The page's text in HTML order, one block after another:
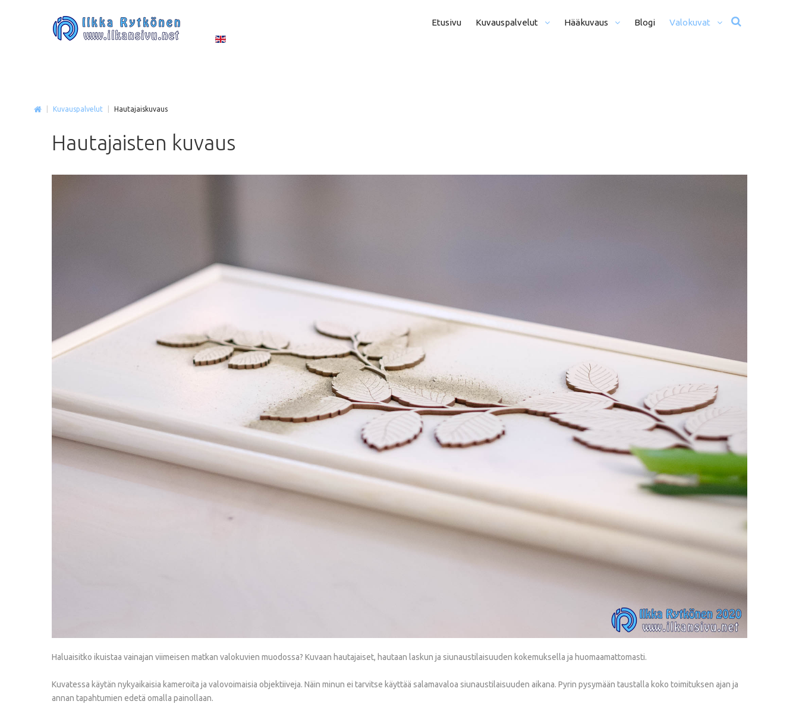
Etusivu Kuvauspalvelut Hääkuvaus Blogi Valokuvat
Kuvauspalvelut Hautajaiskuvaus
Hautajaisten kuvaus
Haluaisitko ikuistaa vainajan viimeisen matkan valokuvien muodossa? Kuvaan hautajaiset, hautaan laskun ja siunaustilaisuuden kokemuksella ja huomaamattomasti.
Kuvatessa käytän nykyaikaisia kameroita ja valovoimaisia objektiiveja. Näin minun ei tarvitse käyttää salamavaloa siunaustilaisuuden aikana. Pyrin pysymään taustalla koko toimituksen ajan ja
annan tapahtumien edetä omalla painollaan.